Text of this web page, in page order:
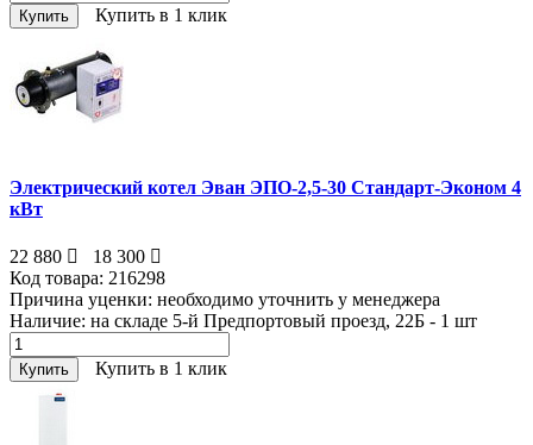
Купить Купить в 1 клик
Электрический котел Эван ЭПО-2,5-30 Стандарт-Эконом 4
кВт
22 880
18 300
Код товара: 216298
Причина уценки: необходимо уточнить у менеджера
Наличие: на складе 5-й Предпортовый проезд, 22Б - 1 шт
Купить Купить в 1 клик